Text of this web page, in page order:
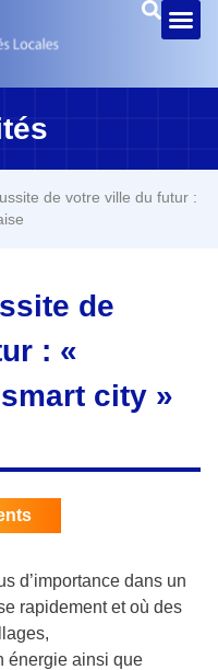
de votre ville du futur :
de
: «
city »
d’importance dans un
rapidement et où des
énergie ainsi que